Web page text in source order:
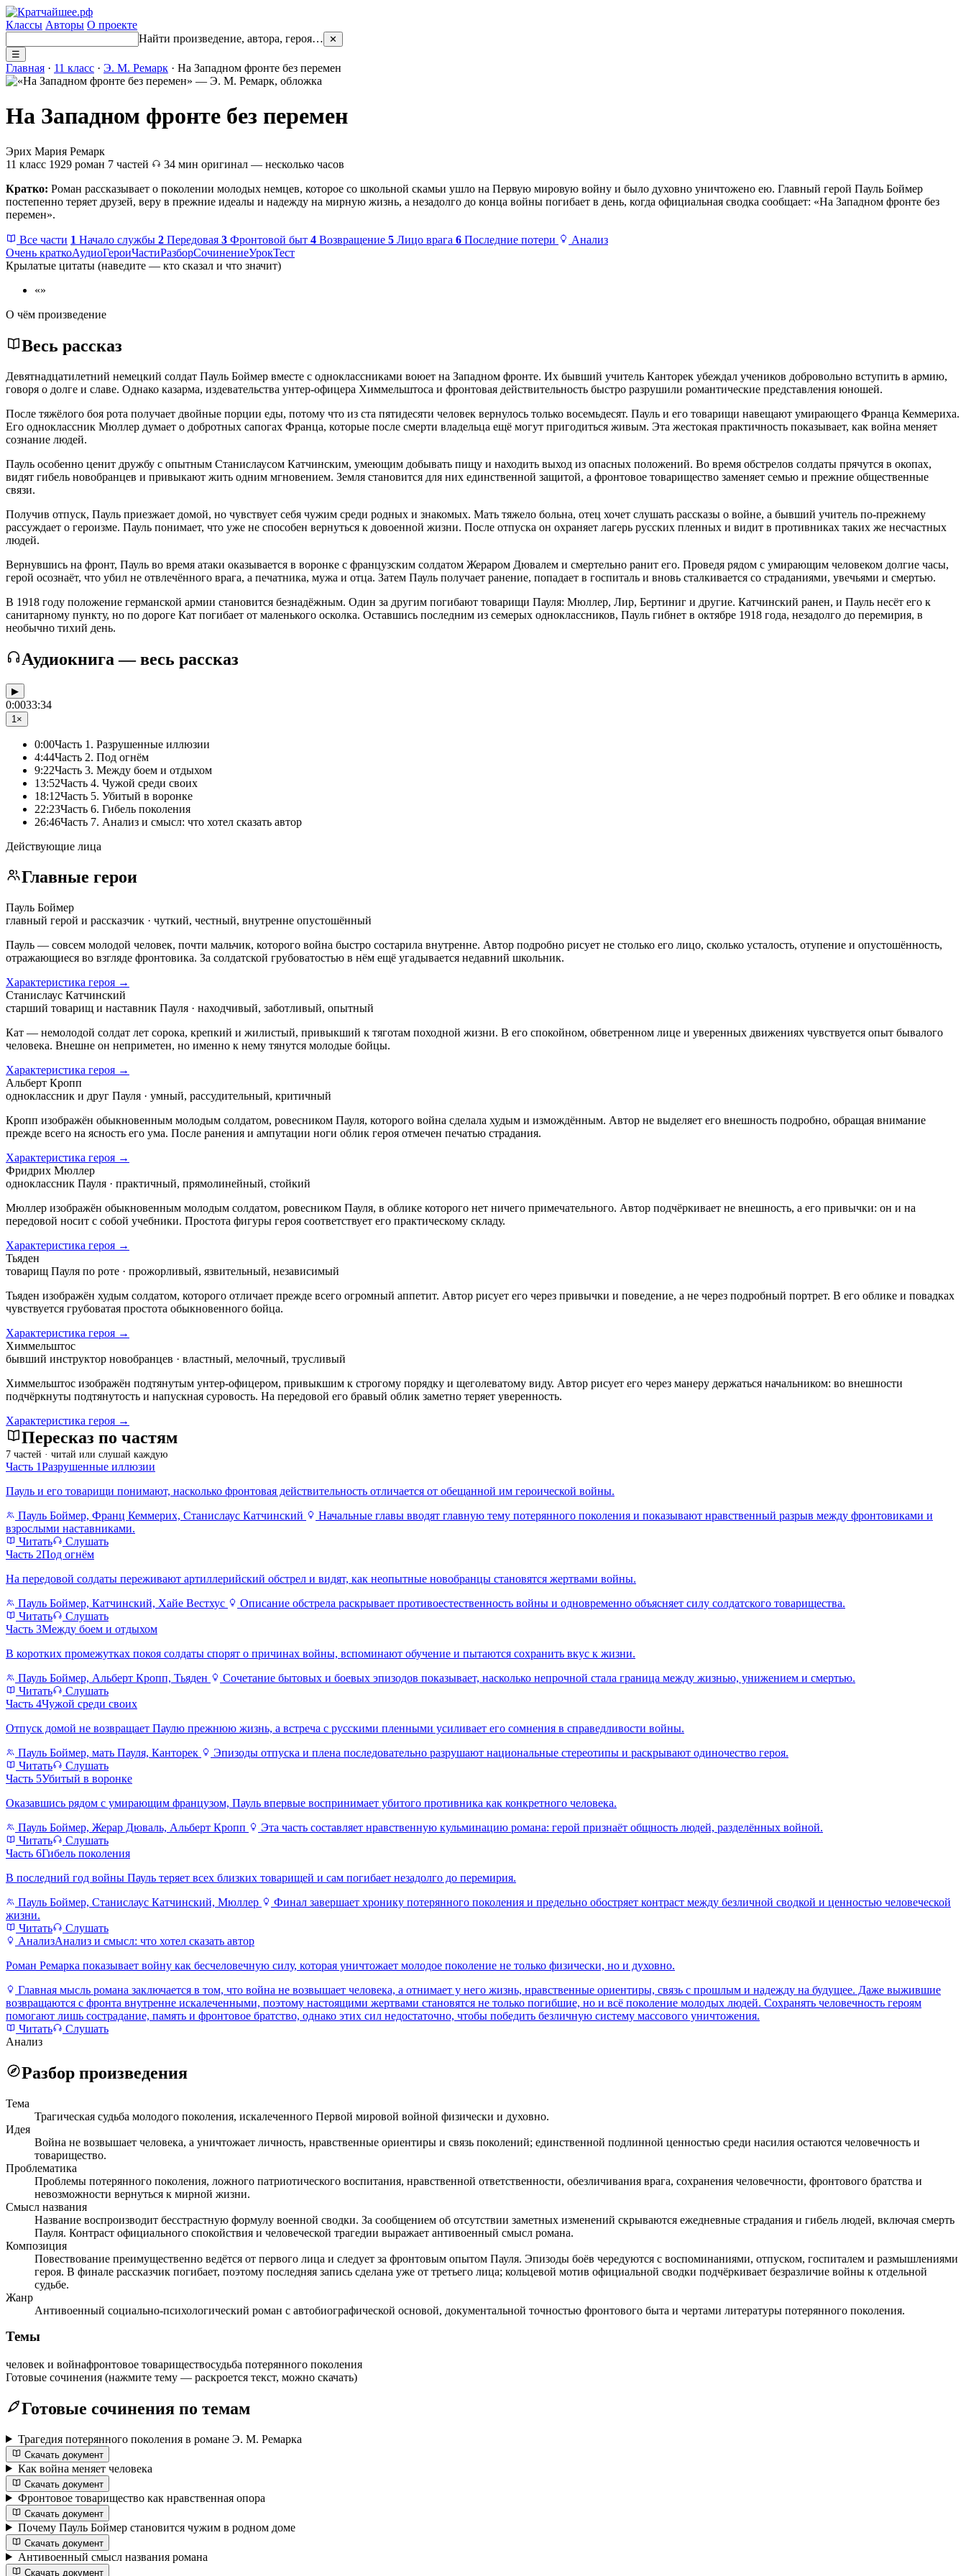
Классы Авторы О проекте
Найти произведение, автора, героя…
✕
☰
Главная · 11 класс · Э. М. Ремарк · На Западном фронте без перемен
На Западном фронте без перемен
Эрих Мария Ремарк
11 класс 1929 роман 7 частей 34 мин оригинал — несколько часов
Кратко: Роман рассказывает о поколении молодых немцев, которое со школьной скамьи ушло на Первую мировую войну и было духовно уничтожено ею. Главный герой Пауль Боймер
постепенно теряет друзей, веру в прежние идеалы и надежду на мирную жизнь, а незадолго до конца войны погибает в день, когда официальная сводка сообщает: «На Западном фронте без
перемен».
Все части 1 Начало службы 2 Передовая 3 Фронтовой быт 4 Возвращение 5 Лицо врага 6 Последние потери
Анализ
Очень краткоАудиоГероиЧастиРазборСочинениеУрокТест
Крылатые цитаты (наведите — кто сказал и что значит)
«»
О чём произведение
Весь рассказ
Девятнадцатилетний немецкий солдат Пауль Боймер вместе с одноклассниками воюет на Западном фронте. Их бывший учитель Канторек убеждал учеников добровольно вступить в армию,
говоря о долге и славе. Однако казарма, издевательства унтер-офицера Химмельштоса и фронтовая действительность быстро разрушили романтические представления юношей.
После тяжёлого боя рота получает двойные порции еды, потому что из ста пятидесяти человек вернулось только восемьдесят. Пауль и его товарищи навещают умирающего Франца Кеммериха.
Его одноклассник Мюллер думает о добротных сапогах Франца, которые после смерти владельца ещё могут пригодиться живым. Эта жестокая практичность показывает, как война меняет
сознание людей.
Пауль особенно ценит дружбу с опытным Станислаусом Катчинским, умеющим добывать пищу и находить выход из опасных положений. Во время обстрелов солдаты прячутся в окопах,
видят гибель новобранцев и привыкают жить одним мгновением. Земля становится для них единственной защитой, а фронтовое товарищество заменяет семью и прежние общественные
связи.
Получив отпуск, Пауль приезжает домой, но чувствует себя чужим среди родных и знакомых. Мать тяжело больна, отец хочет слушать рассказы о войне, а бывший учитель по-прежнему
рассуждает о героизме. Пауль понимает, что уже не способен вернуться к довоенной жизни. После отпуска он охраняет лагерь русских пленных и видит в противниках таких же несчастных
людей.
Вернувшись на фронт, Пауль во время атаки оказывается в воронке с французским солдатом Жераром Дювалем и смертельно ранит его. Проведя рядом с умирающим человеком долгие часы,
герой осознаёт, что убил не отвлечённого врага, а печатника, мужа и отца. Затем Пауль получает ранение, попадает в госпиталь и вновь сталкивается со страданиями, увечьями и смертью.
В 1918 году положение германской армии становится безнадёжным. Один за другим погибают товарищи Пауля: Мюллер, Лир, Бертиниг и другие. Катчинский ранен, и Пауль несёт его к
санитарному пункту, но по дороге Кат погибает от маленького осколка. Оставшись последним из семерых одноклассников, Пауль гибнет в октябре 1918 года, незадолго до перемирия, в
необычно тихий день.
Аудиокнига — весь рассказ
▶
0:0033:34
1×
0:00Часть 1. Разрушенные иллюзии
4:44Часть 2. Под огнём
9:22Часть 3. Между боем и отдыхом
13:52Часть 4. Чужой среди своих
18:12Часть 5. Убитый в воронке
22:23Часть 6. Гибель поколения
26:46Часть 7. Анализ и смысл: что хотел сказать автор
Действующие лица
Главные герои
Пауль Боймер
главный герой и рассказчик · чуткий, честный, внутренне опустошённый
Пауль — совсем молодой человек, почти мальчик, которого война быстро состарила внутренне. Автор подробно рисует не столько его лицо, сколько усталость, отупение и опустошённость,
отражающиеся во взгляде фронтовика. За солдатской грубоватостью в нём ещё угадывается недавний школьник.
Характеристика героя →
Станислаус Катчинский
старший товарищ и наставник Пауля · находчивый, заботливый, опытный
Кат — немолодой солдат лет сорока, крепкий и жилистый, привыкший к тяготам походной жизни. В его спокойном, обветренном лице и уверенных движениях чувствуется опыт бывалого
человека. Внешне он неприметен, но именно к нему тянутся молодые бойцы.
Характеристика героя →
Альберт Кропп
одноклассник и друг Пауля · умный, рассудительный, критичный
Кропп изображён обыкновенным молодым солдатом, ровесником Пауля, которого война сделала худым и измождённым. Автор не выделяет его внешность подробно, обращая внимание
прежде всего на ясность его ума. После ранения и ампутации ноги облик героя отмечен печатью страдания.
Характеристика героя →
Фридрих Мюллер
одноклассник Пауля · практичный, прямолинейный, стойкий
Мюллер изображён обыкновенным молодым солдатом, ровесником Пауля, в облике которого нет ничего примечательного. Автор подчёркивает не внешность, а его привычки: он и на
передовой носит с собой учебники. Простота фигуры героя соответствует его практическому складу.
Характеристика героя →
Тьяден
товарищ Пауля по роте · прожорливый, язвительный, независимый
Тьяден изображён худым солдатом, которого отличает прежде всего огромный аппетит. Автор рисует его через привычки и поведение, а не через подробный портрет. В его облике и повадках
чувствуется грубоватая простота обыкновенного бойца.
Характеристика героя →
Химмельштос
бывший инструктор новобранцев · властный, мелочный, трусливый
Химмельштос изображён подтянутым унтер-офицером, привыкшим к строгому порядку и щеголеватому виду. Автор рисует его через манеру держаться начальником: во внешности
подчёркнуты подтянутость и напускная суровость. На передовой его бравый облик заметно теряет уверенность.
Характеристика героя →
Пересказ по частям
7 частей · читай или слушай каждую
Часть 1Разрушенные иллюзии
Пауль и его товарищи понимают, насколько фронтовая действительность отличается от обещанной им героической войны.
Пауль Боймер, Франц Кеммерих, Станислаус Катчинский
Начальные главы вводят главную тему потерянного поколения и показывают нравственный разрыв между фронтовиками и
взрослыми наставниками.
Читать
Слушать
Часть 2Под огнём
На передовой солдаты переживают артиллерийский обстрел и видят, как неопытные новобранцы становятся жертвами войны.
Пауль Боймер, Катчинский, Хайе Вестхус
Описание обстрела раскрывает противоестественность войны и одновременно объясняет силу солдатского товарищества.
Читать
Слушать
Часть 3Между боем и отдыхом
В коротких промежутках покоя солдаты спорят о причинах войны, вспоминают обучение и пытаются сохранить вкус к жизни.
Пауль Боймер, Альберт Кропп, Тьяден
Сочетание бытовых и боевых эпизодов показывает, насколько непрочной стала граница между жизнью, унижением и смертью.
Читать
Слушать
Часть 4Чужой среди своих
Отпуск домой не возвращает Паулю прежнюю жизнь, а встреча с русскими пленными усиливает его сомнения в справедливости войны.
Пауль Боймер, мать Пауля, Канторек
Эпизоды отпуска и плена последовательно разрушают национальные стереотипы и раскрывают одиночество героя.
Читать
Слушать
Часть 5Убитый в воронке
Оказавшись рядом с умирающим французом, Пауль впервые воспринимает убитого противника как конкретного человека.
Пауль Боймер, Жерар Дюваль, Альберт Кропп
Эта часть составляет нравственную кульминацию романа: герой признаёт общность людей, разделённых войной.
Читать
Слушать
Часть 6Гибель поколения
В последний год войны Пауль теряет всех близких товарищей и сам погибает незадолго до перемирия.
Пауль Боймер, Станислаус Катчинский, Мюллер
Финал завершает хронику потерянного поколения и предельно обостряет контраст между безличной сводкой и ценностью человеческой
жизни.
Читать
Слушать
АнализАнализ и смысл: что хотел сказать автор
Роман Ремарка показывает войну как бесчеловечную силу, которая уничтожает молодое поколение не только физически, но и духовно.
Главная мысль романа заключается в том, что война не возвышает человека, а отнимает у него жизнь, нравственные ориентиры, связь с прошлым и надежду на будущее. Даже выжившие
возвращаются с фронта внутренне искалеченными, поэтому настоящими жертвами становятся не только погибшие, но и всё поколение молодых людей. Сохранять человечность героям
помогают лишь сострадание, память и фронтовое братство, однако этих сил недостаточно, чтобы победить безличную систему массового уничтожения.
Читать
Слушать
Анализ
Разбор произведения
Тема
Трагическая судьба молодого поколения, искалеченного Первой мировой войной физически и духовно.
Идея
Война не возвышает человека, а уничтожает личность, нравственные ориентиры и связь поколений; единственной подлинной ценностью среди насилия остаются человечность и
товарищество.
Проблематика
Проблемы потерянного поколения, ложного патриотического воспитания, нравственной ответственности, обезличивания врага, сохранения человечности, фронтового братства и
невозможности вернуться к мирной жизни.
Смысл названия
Название воспроизводит бесстрастную формулу военной сводки. За сообщением об отсутствии заметных изменений скрываются ежедневные страдания и гибель людей, включая смерть
Пауля. Контраст официального спокойствия и человеческой трагедии выражает антивоенный смысл романа.
Композиция
Повествование преимущественно ведётся от первого лица и следует за фронтовым опытом Пауля. Эпизоды боёв чередуются с воспоминаниями, отпуском, госпиталем и размышлениями
героя. В финале рассказчик погибает, поэтому последняя запись сделана уже от третьего лица; кольцевой мотив официальной сводки подчёркивает безразличие войны к отдельной
судьбе.
Жанр
Антивоенный социально-психологический роман с автобиографической основой, документальной точностью фронтового быта и чертами литературы потерянного поколения.
Темы
человек и войнафронтовое товариществосудьба потерянного поколения
Готовые сочинения (нажмите тему — раскроется текст, можно скачать)
Готовые сочинения по темам
Трагедия потерянного поколения в романе Э. М. Ремарка
Скачать документ
Как война меняет человека
Скачать документ
Фронтовое товарищество как нравственная опора
Скачать документ
Почему Пауль Боймер становится чужим в родном доме
Скачать документ
Антивоенный смысл названия романа
Скачать документ